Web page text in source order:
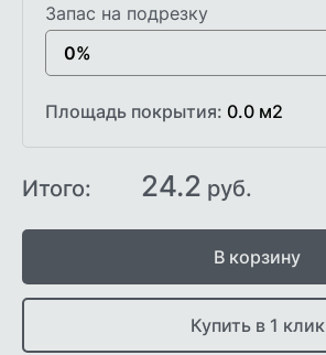
Запас на подрезку
Площадь покрытия: 0.0 м2
Итого: 24.2 руб.
В корзину
Купить в 1 клик